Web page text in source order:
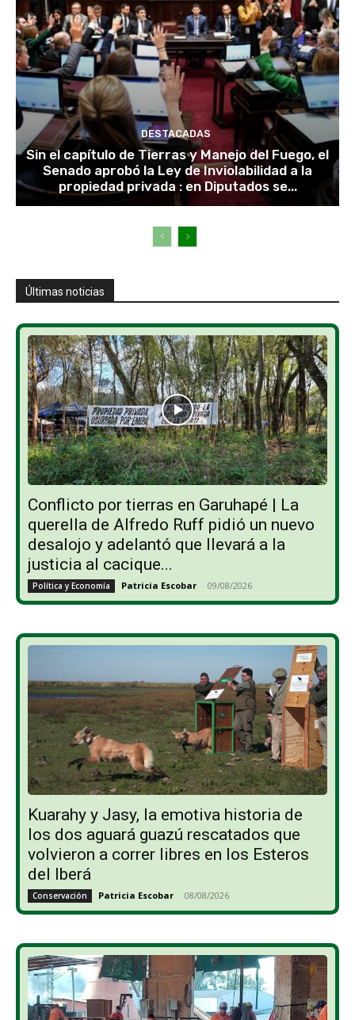
DESTACADAS
Sin el capítulo de Tierras y Manejo del Fuego, el
Senado aprobó la Ley de Inviolabilidad a la
propiedad privada : en Diputados se...
Últimas noticias
Conflicto por tierras en Garuhapé | La
querella de Alfredo Ruff pidió un nuevo
desalojo y adelantó que llevará a la
justicia al cacique...
Política y Economía Patricia Escobar - 09/08/2026
Kuarahy y Jasy, la emotiva historia de
los dos aguará guazú rescatados que
volvieron a correr libres en los Esteros
del Iberá
Conservación Patricia Escobar - 08/08/2026